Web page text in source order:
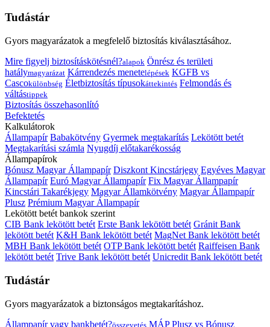
Tudástár
Gyors magyarázatok a megfelelő biztosítás kiválasztásához.
Mire figyelj biztosításkötésnél?alapok Önrész és területi
hatálymagyarázat Kárrendezés menetelépések KGFB vs
Cascokülönbség Életbiztosítás típusokáttekintés Felmondás és
váltástippek
Biztosítás összehasonlító
Befektetés
Kalkulátorok
Állampapír Babakötvény Gyermek megtakarítás Lekötött betét
Megtakarítási számla Nyugdíj előtakarékosság
Állampapírok
Bónusz Magyar Állampapír Diszkont Kincstárjegy Egyéves Magyar
Állampapír Euró Magyar Állampapír Fix Magyar Állampapír
Kincstári Takarékjegy Magyar Államkötvény Magyar Állampapír
Plusz Prémium Magyar Állampapír
Lekötött betét bankok szerint
CIB Bank lekötött betét Erste Bank lekötött betét Gránit Bank
lekötött betét K&H Bank lekötött betét MagNet Bank lekötött betét
MBH Bank lekötött betét OTP Bank lekötött betét Raiffeisen Bank
lekötött betét Trive Bank lekötött betét Unicredit Bank lekötött betét
Tudástár
Gyors magyarázatok a biztonságos megtakarításhoz.
Állampapír vagy bankbetét?összevetés MÁP Plusz vs Bónusz